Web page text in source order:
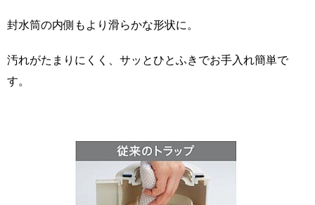
封水筒の内側もより滑らかな形状に。
汚れがたまりにくく、サッとひとふきでお手入れ簡単で
す。